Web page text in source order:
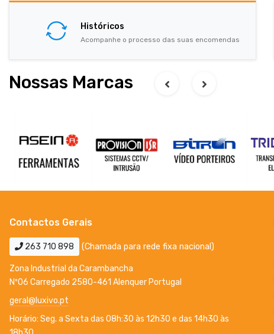
Históricos
Acompanhe o processo das suas encomendas
Nossas Marcas
Contactos Gerais
263 710 898 (Chamada para rede fixa nacional)
Zona Industrial da Carambancha
Nº06 Carregado 2580-461 Alenquer Portugal
geral@luxivo.pt
Horário: Seg. a Sexta das 08h:30 às 12h30 e das 14h30 às